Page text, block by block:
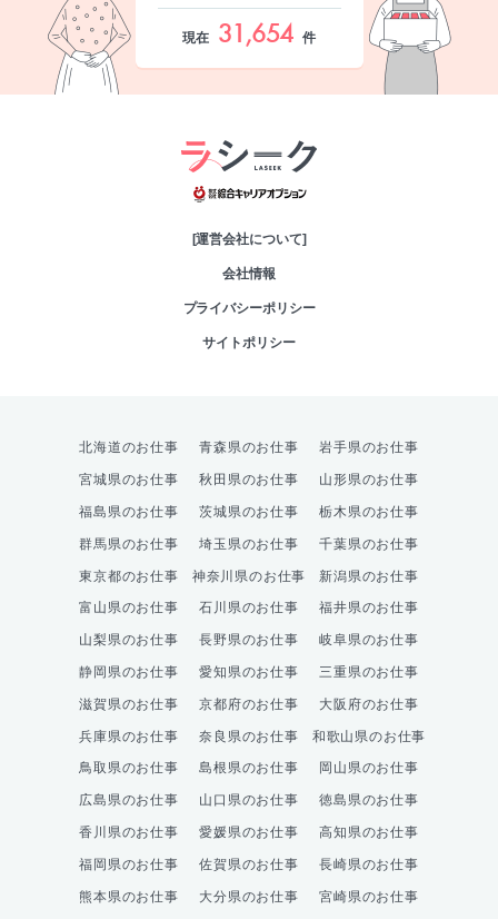
現在 31,654 件
[運営会社について]
会社情報
プライバシーポリシー
サイトポリシー
北海道のお仕事 青森県のお仕事 岩手県のお仕事
宮城県のお仕事 秋田県のお仕事 山形県のお仕事
福島県のお仕事 茨城県のお仕事 栃木県のお仕事
群馬県のお仕事 埼玉県のお仕事 千葉県のお仕事
東京都のお仕事 神奈川県のお仕事 新潟県のお仕事
富山県のお仕事 石川県のお仕事 福井県のお仕事
山梨県のお仕事 長野県のお仕事 岐阜県のお仕事
静岡県のお仕事 愛知県のお仕事 三重県のお仕事
滋賀県のお仕事 京都府のお仕事 大阪府のお仕事
兵庫県のお仕事 奈良県のお仕事 和歌山県のお仕事
鳥取県のお仕事 島根県のお仕事 岡山県のお仕事
広島県のお仕事 山口県のお仕事 徳島県のお仕事
香川県のお仕事 愛媛県のお仕事 高知県のお仕事
福岡県のお仕事 佐賀県のお仕事 長崎県のお仕事
熊本県のお仕事 大分県のお仕事 宮崎県のお仕事